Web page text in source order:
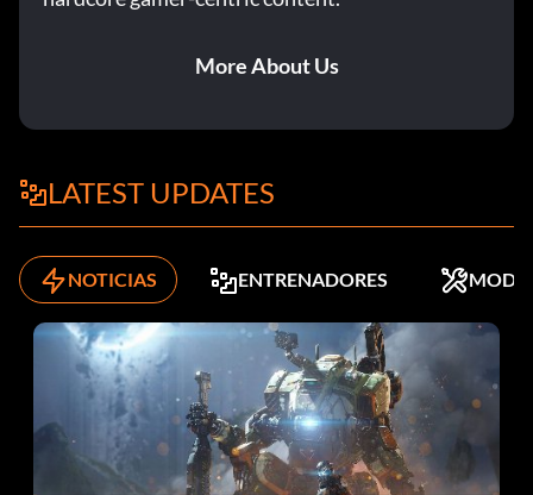
More About Us
LATEST UPDATES
NOTICIAS ENTRENADORES MODS